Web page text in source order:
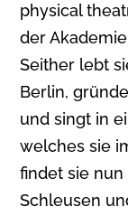
physical
der
Seither lebt
Berlin,
und singt in
welches sie
findet sie
Schleusen